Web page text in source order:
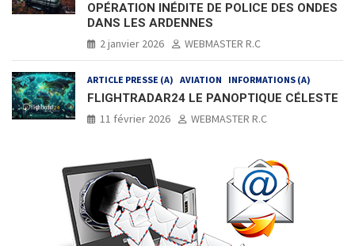
OPÉRATION INÉDITE DE POLICE DES ONDES
DANS LES ARDENNES
2 janvier 2026
WEBMASTER R.C
ARTICLE PRESSE (A) AVIATION INFORMATIONS (A)
FLIGHTRADAR24 LE PANOPTIQUE CÉLESTE
11 février 2026
WEBMASTER R.C